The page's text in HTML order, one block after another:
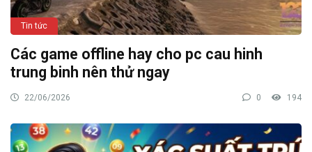
Tin tức
Các game offline hay cho pc cau hinh
trung binh nên thử ngay
22/06/2026 0 194